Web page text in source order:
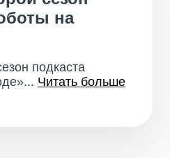
на
подкаста
Читать больше